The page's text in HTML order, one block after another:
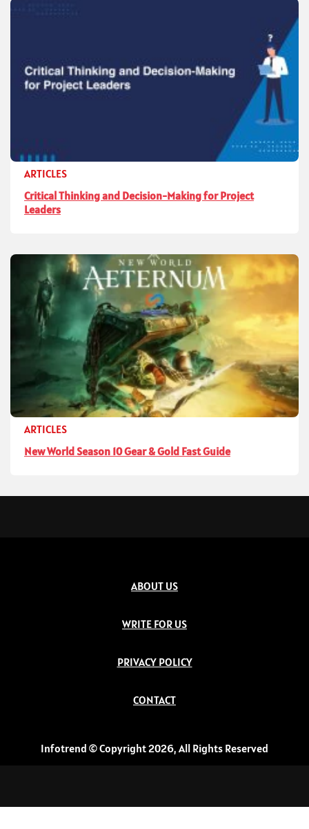
ARTICLES
Critical Thinking and Decision-Making for Project
Leaders
ARTICLES
New World Season 10 Gear & Gold Fast Guide
ABOUT US
WRITE FOR US
PRIVACY POLICY
CONTACT
Infotrend © Copyright 2026, All Rights Reserved